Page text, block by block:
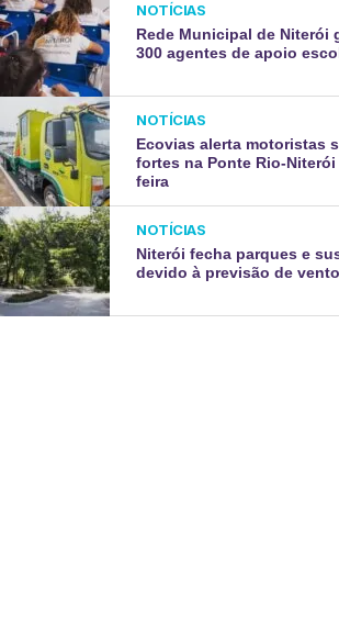
NOTÍCIAS
Rede Municipal de Niterói
300 agentes de apoio
NOTÍCIAS
Ecovias alerta motoristas
fortes na Ponte Rio-
feira
NOTÍCIAS
Niterói fecha parques e
devido à previsão de